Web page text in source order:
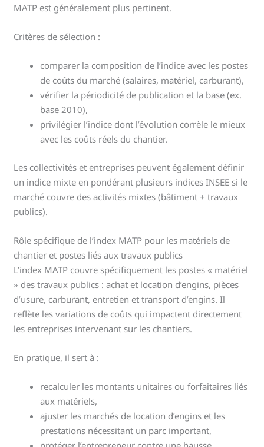
MATP est généralement plus pertinent.
Critères de sélection :
comparer la composition de l’indice avec les postes
de coûts du marché (salaires, matériel, carburant),
vérifier la périodicité de publication et la base (ex.
base 2010),
privilégier l’indice dont l’évolution corrèle le mieux
avec les coûts réels du chantier.
Les collectivités et entreprises peuvent également définir
un indice mixte en pondérant plusieurs indices INSEE si le
marché couvre des activités mixtes (bâtiment + travaux
publics).
Rôle spécifique de l’index MATP pour les matériels de
chantier et postes liés aux travaux publics
L’index MATP couvre spécifiquement les postes « matériel
» des travaux publics : achat et location d’engins, pièces
d’usure, carburant, entretien et transport d’engins. Il
reflète les variations de coûts qui impactent directement
les entreprises intervenant sur les chantiers.
En pratique, il sert à :
recalculer les montants unitaires ou forfaitaires liés
aux matériels,
ajuster les marchés de location d’engins et les
prestations nécessitant un parc important,